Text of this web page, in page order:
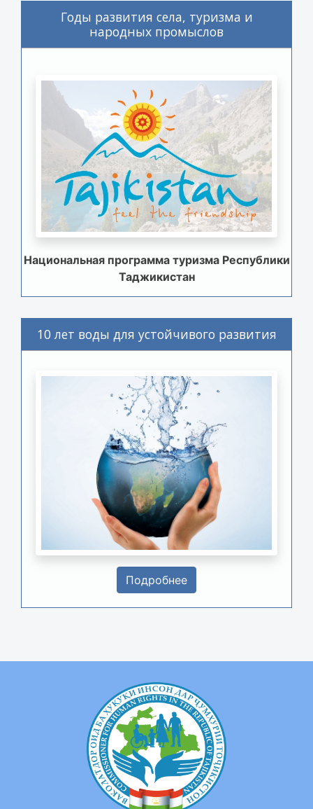
Годы развития села, туризма и
народных промыслов
Национальная программа туризма Республики
Таджикистан
10 лет воды для устойчивого развития
Подробнее